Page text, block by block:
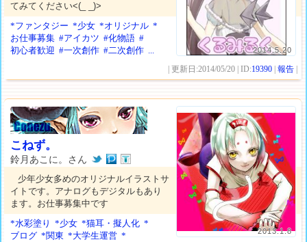
2014.5.20
てみてください<(_ _)>
*ファンタジー *少女 *オリジナル *
お仕事募集 #アイカツ #化物語 #
初心者歓迎 #一次創作 #二次創作 ...
| 更新日:2014/05/20 | ID:19390 |報告
2013.1.8
こねず。
鈴月あこに。さん
少年少女多めのオリジナルイラストサ
イトです。アナログもデジタルもあり
ます。お仕事募集中です
*水彩塗り
*少女 *猫耳・擬人化 *
ブログ *関東 *大学生運営 *